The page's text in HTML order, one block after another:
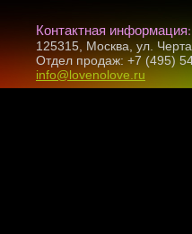
Контактная информация:
125315, Москва, ул.
Отдел продаж: +7 (495)
info@lovenolove.ru